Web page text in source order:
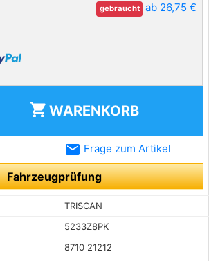
gebraucht ab 26,75 €
shopping_cart WARENKORB
email Frage zum Artikel
Fahrzeugprüfung
TRISCAN
5233Z8PK
8710 21212